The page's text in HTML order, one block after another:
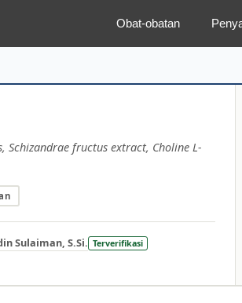
Obat-obatan
fructus extract, Choline L-
Sulaiman, S.Si. Terverifikasi